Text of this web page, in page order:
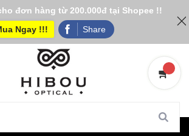
đơn hàng từ 200.000đ tại Shopee !!
Ngay !!!
Share